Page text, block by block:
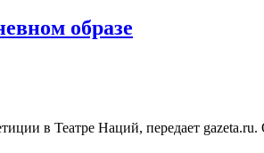
образе
в Театре Наций, передает